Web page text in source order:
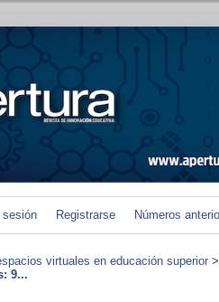
sesión Registrarse Números
virtuales en educación superior
9...